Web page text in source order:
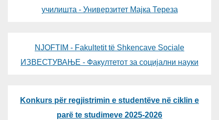
училишта - Универзитет Мајка Тереза
NJOFTIM - Fakultetit të Shkencave Sociale
ИЗВЕСТУВАЊЕ - Факултетот за социјални науки
Konkurs për regjistrimin e studentëve në ciklin e
parë te studimeve 2025-2026